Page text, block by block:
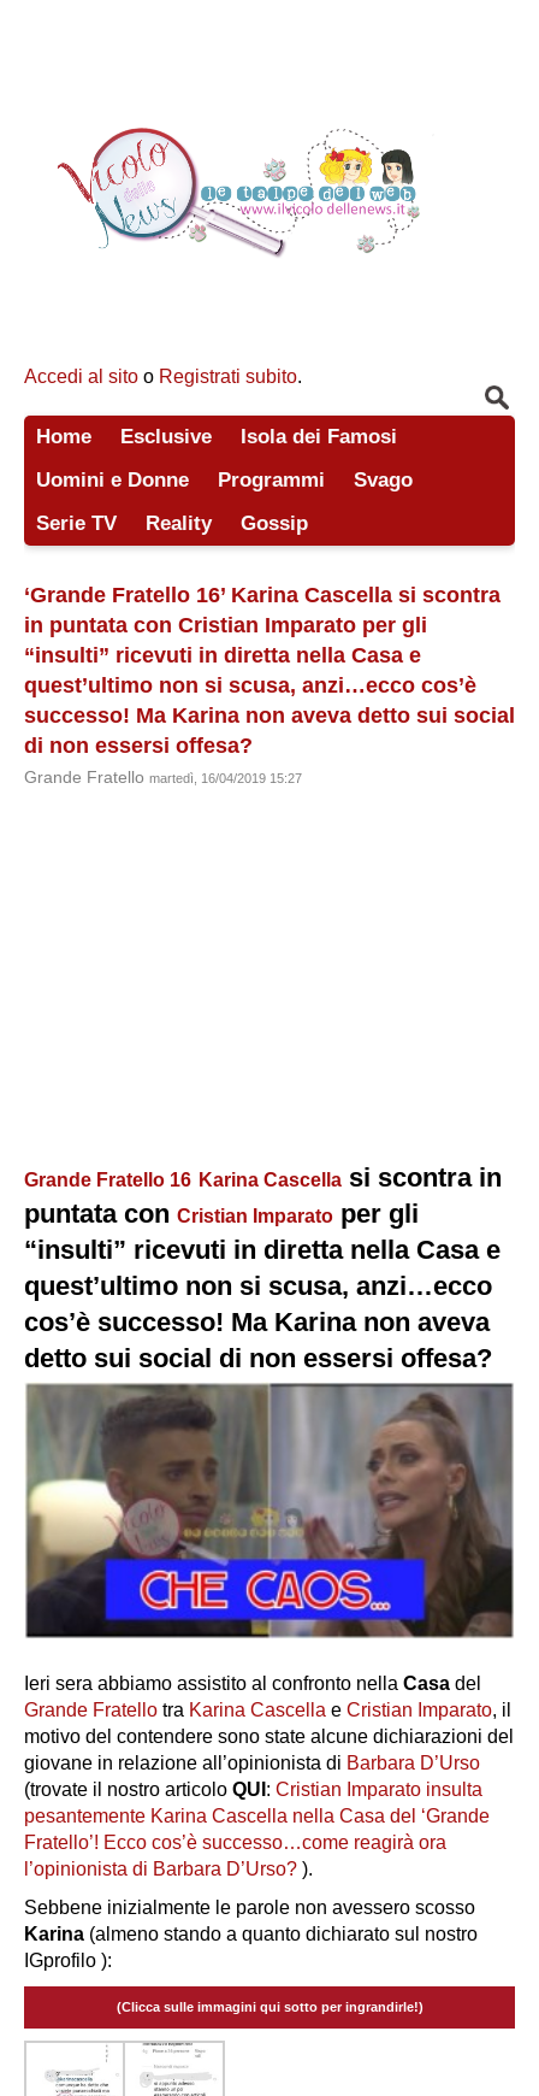
Accedi al sito o Registrati subito.
Home Esclusive
Isola dei Famosi
Uomini e Donne
Programmi
Svago
Serie TV
Reality Gossip
‘Grande Fratello 16’ Karina Cascella si scontra
in puntata con Cristian Imparato per gli
“insulti” ricevuti in diretta nella Casa e
quest’ultimo non si scusa, anzi…ecco cos’è
successo! Ma Karina non aveva detto sui social
di non essersi offesa?
Grande Fratello martedì, 16/04/2019 15:27
Grande Fratello 16 Karina Cascella si scontra in
puntata con Cristian Imparato per gli
“insulti” ricevuti in diretta nella Casa e
quest’ultimo non si scusa, anzi…ecco
cos’è successo! Ma Karina non aveva
detto sui social di non essersi offesa?
Ieri sera abbiamo assistito al confronto nella Casa del
Grande Fratello tra Karina Cascella e Cristian Imparato, il
motivo del contendere sono state alcune dichiarazioni del
giovane in relazione all’opinionista di Barbara D’Urso
(trovate il nostro articolo QUI : Cristian Imparato insulta
pesantemente Karina Cascella nella Casa del ‘Grande
Fratello’! Ecco cos’è successo…come reagirà ora
l’opinionista di Barbara D’Urso? ).
Sebbene inizialmente le parole non avessero scosso
Karina (almeno stando a quanto dichiarato sul nostro
IGprofilo ):
(Clicca sulle immagini qui sotto per ingrandirle!)